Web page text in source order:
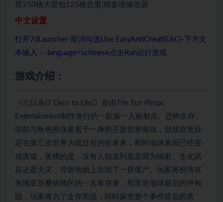
置250格大背包125格负重|赠多项修改器
中文设置
打开7dLauncher-取消勾选Use EasyAntiCheat(EAC)-下方文
本输入：-language=schinese点击Run运行游戏
游戏介绍：
《七日杀(7 Days to Die)》是由The Fun Pimps
Entertainment制作发行的一款第一人称射击、恐怖生存、
塔防与角色扮演要素于一身的开放世界游戏，游戏背景设
定在第三次世界大战过后的近未来，那时地球表面已经变
成废墟，更糟的是，没有人知道到底是因为辐射、生化武
器还是天灾，导致地面上出现了一群僵尸。玩家将扮演在
美国亚历桑纳地区的一名幸存者，那里是地球最后的伊甸
园，玩家将为了生存而战，同时探究整个事件背后的真